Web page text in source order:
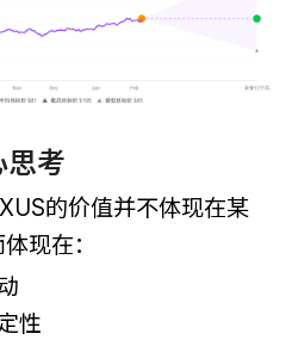
思考
的价值并不体现在某
现在：
性